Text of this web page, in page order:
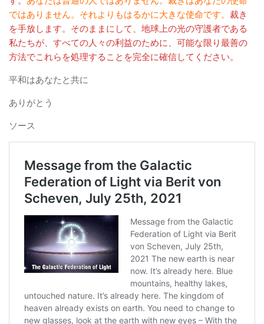
ではありません。それよりもはるかに大きな使命です。 裁き
を手放します。そのままにして、地球上の光の守護者である
私たちが、すべての人々の利益のために、可能な限り最善の
方法でこれらを処理することを完全に確信してください。
平和はあなたと共に
ありがとう
ソース